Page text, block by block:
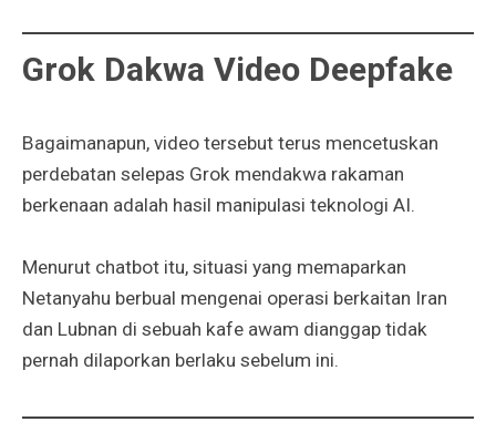
Grok Dakwa Video Deepfake
Bagaimanapun, video tersebut terus mencetuskan
perdebatan selepas Grok mendakwa rakaman
berkenaan adalah hasil manipulasi teknologi AI.
Menurut chatbot itu, situasi yang memaparkan
Netanyahu berbual mengenai operasi berkaitan Iran
dan Lubnan di sebuah kafe awam dianggap tidak
pernah dilaporkan berlaku sebelum ini.